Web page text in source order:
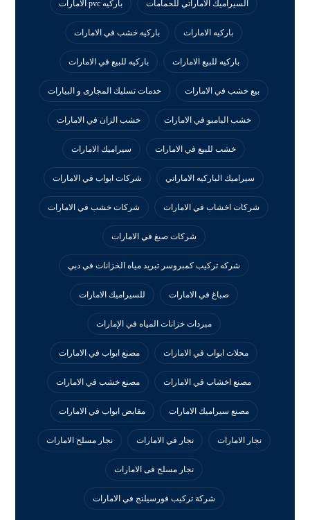
السيراميك الاماراتي للحمامات باركيه pvc الامارات
باركيه الامارات باركيه خشب في الامارات
باركيه للبيع الامارات باركيه للبيع في الامارات
بيع خشب في الامارات خدمات تسليك المجارى و البيارات
خشب البامبو في الامارات خشب الزان في الامارات
خشب للبيع في الامارات سيراميك الامارات
سيراميك الباركيه الاماراتي شركات ابواب في الامارات
شركات اخشاب في الامارات شركات خشب في الامارات
شركات صبغ في الامارات
شركه تركيب كمبروسر تبريد مياه الخزانات في دبي
صباغ في الامارات للسيراميك الامارات
مبردات خزانات المياه في الإمارات
محلات ابواب في الامارات مصنع ابواب في الامارات
مصنع اخشاب في الامارات مصنع خشب في الامارات
مصنع سيراميك الامارات مقابض ابواب في الامارات
نجار الامارات نجار في الامارات نجار مسلح الامارات
نجار مسلح فى الامارات
‏شركة تركيب فورسيلنج في الامارات